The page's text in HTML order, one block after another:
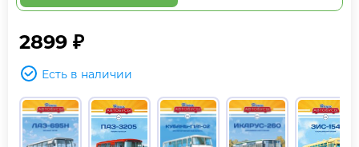
2899 ₽
Есть в наличии